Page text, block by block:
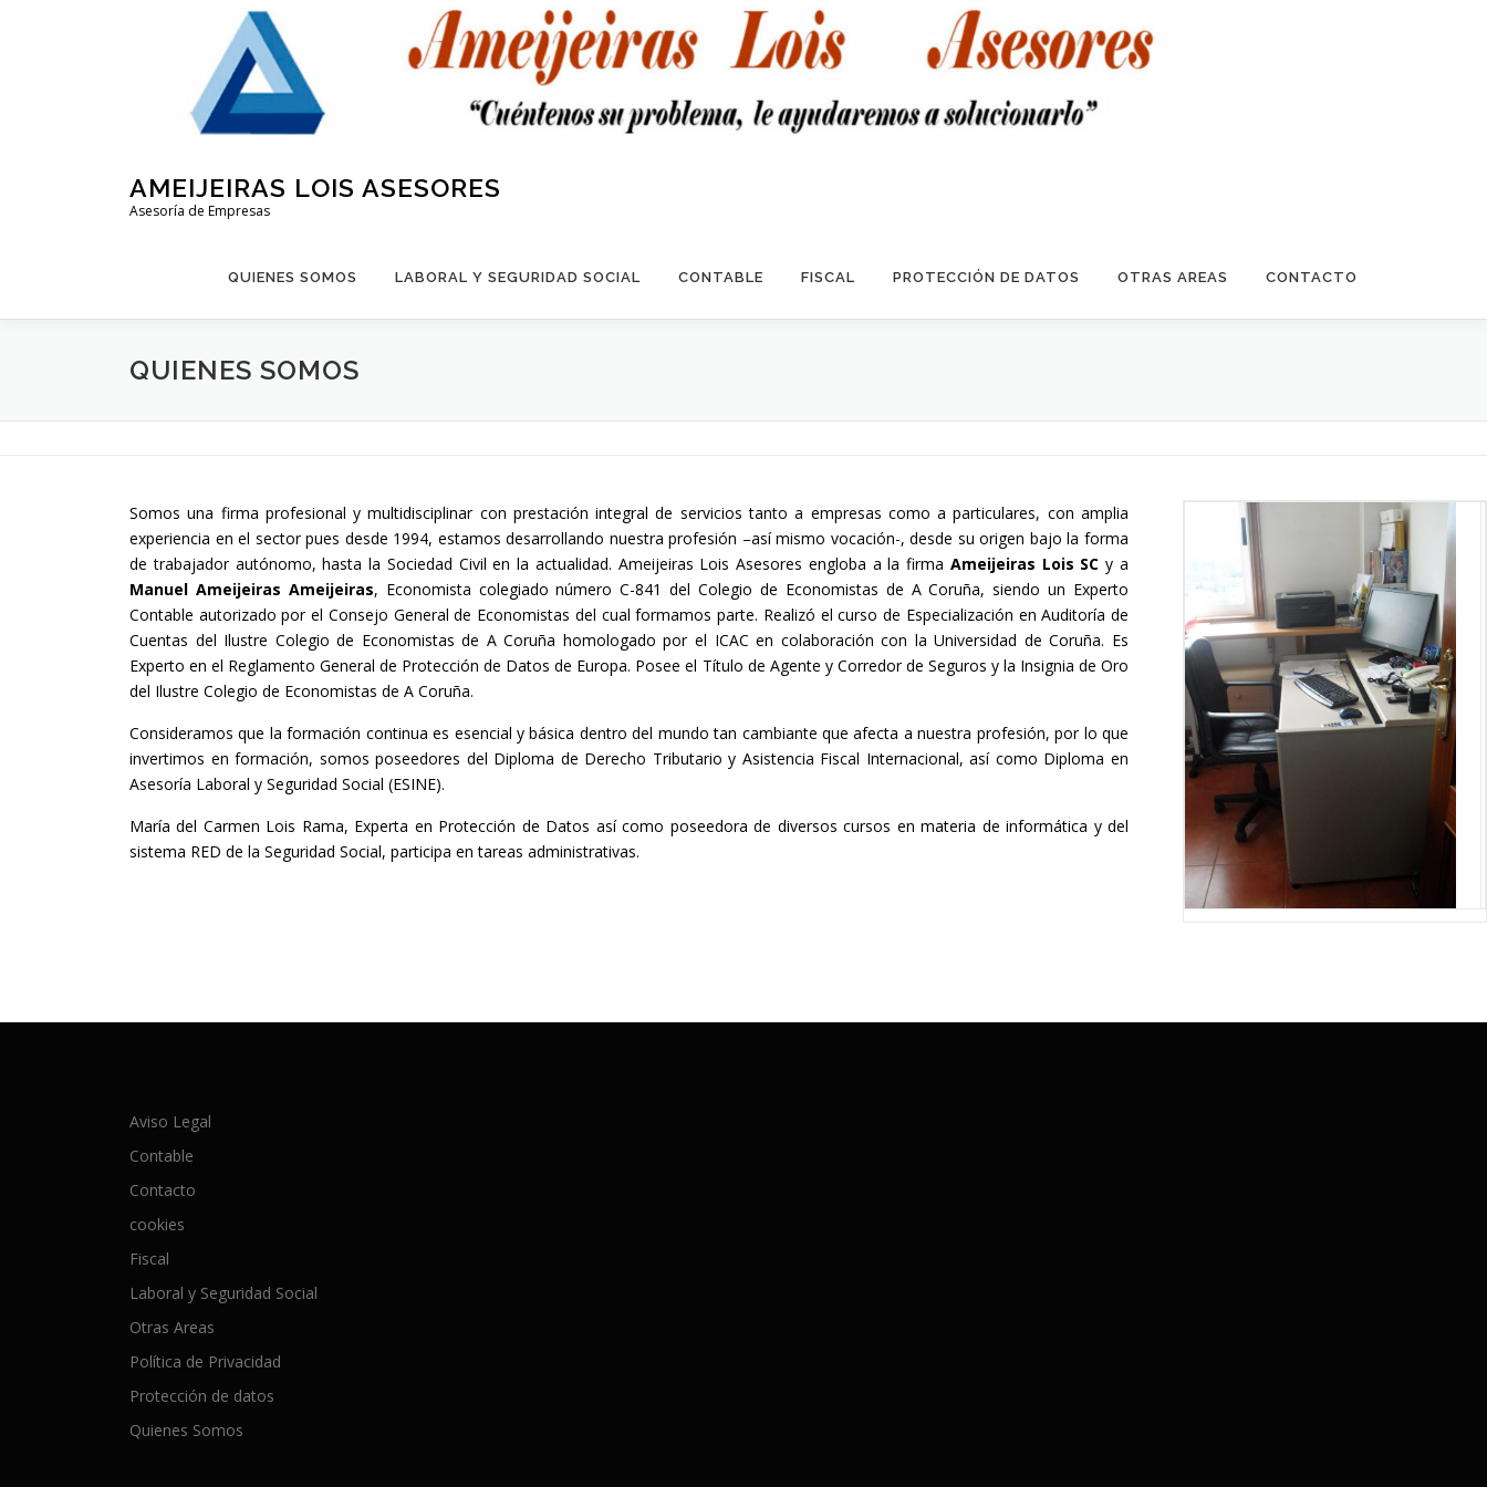
AMEIJEIRAS LOIS ASESORES
Asesoría de Empresas
QUIENES SOMOS LABORAL Y SEGURIDAD SOCIAL CONTABLE FISCAL PROTECCIÓN DE DATOS OTRAS AREAS CONTACTO
QUIENES SOMOS
Somos una firma profesional y multidisciplinar con prestación integral de servicios tanto a empresas como a particulares, con amplia
experiencia en el sector pues desde 1994, estamos desarrollando nuestra profesión –así mismo vocación-, desde su origen bajo la forma
de trabajador autónomo, hasta la Sociedad Civil en la actualidad. Ameijeiras Lois Asesores engloba a la firma Ameijeiras Lois SC y a
Manuel Ameijeiras Ameijeiras, Economista colegiado número C-841 del Colegio de Economistas de A Coruña, siendo un Experto
Contable autorizado por el Consejo General de Economistas del cual formamos parte. Realizó el curso de Especialización en Auditoría de
Cuentas del Ilustre Colegio de Economistas de A Coruña homologado por el ICAC en colaboración con la Universidad de Coruña. Es
Experto en el Reglamento General de Protección de Datos de Europa. Posee el Título de Agente y Corredor de Seguros y la Insignia de Oro
del Ilustre Colegio de Economistas de A Coruña.
Consideramos que la formación continua es esencial y básica dentro del mundo tan cambiante que afecta a nuestra profesión, por lo que
invertimos en formación, somos poseedores del Diploma de Derecho Tributario y Asistencia Fiscal Internacional, así como Diploma en
Asesoría Laboral y Seguridad Social (ESINE).
María del Carmen Lois Rama, Experta en Protección de Datos así como poseedora de diversos cursos en materia de informática y del
sistema RED de la Seguridad Social, participa en tareas administrativas.
Aviso Legal
Contable
Contacto
cookies
Fiscal
Laboral y Seguridad Social
Otras Areas
Política de Privacidad
Protección de datos
Quienes Somos